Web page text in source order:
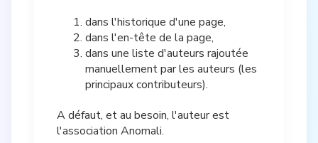
dans l'historique d'une page,
dans l'en-tête de la page,
dans une liste d'auteurs rajoutée
manuellement par les auteurs (les
principaux contributeurs).
A défaut, et au besoin, l'auteur est
l'association Anomali.